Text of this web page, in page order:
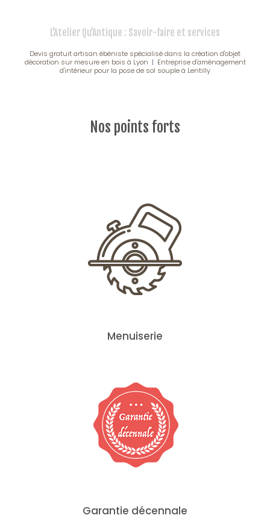
L’Atelier Qu’Antique : Savoir-faire et services
Devis gratuit artisan ébéniste spécialisé dans la création d'objet
décoration sur mesure en bois à Lyon | Entreprise d'aménagement
d'intérieur pour la pose de sol souple à Lentilly
Nos points forts
Menuiserie
Garantie décennale